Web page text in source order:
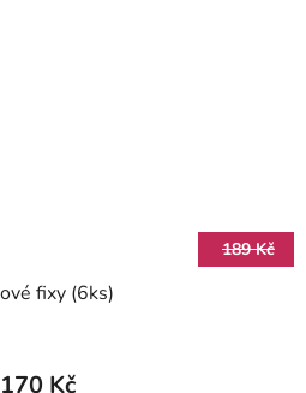
189 Kč
fixy (6ks)
170 Kč